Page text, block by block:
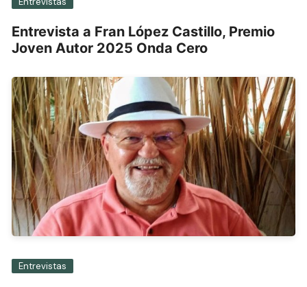
Entrevista a Fran López Castillo, Premio
Joven Autor 2025 Onda Cero
Entrevistas